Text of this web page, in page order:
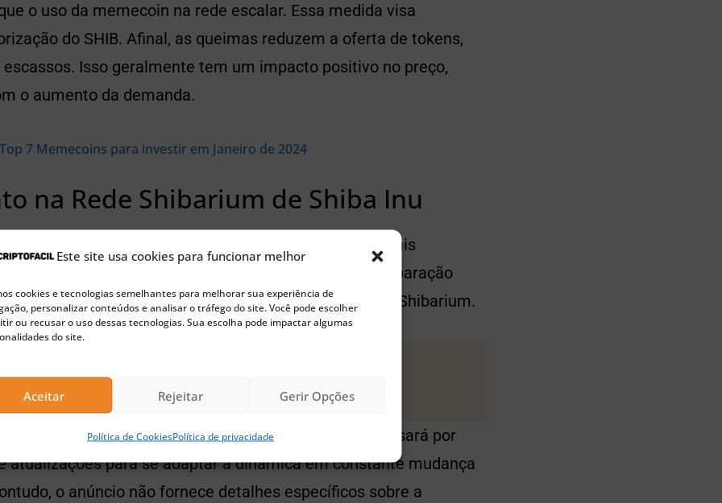
Este site usa cookies para funcionar melhor
cookies e tecnologias semelhantes para melhorar sua experiência de
personalizar conteúdos e analisar o tráfego do site. Você pode escolher
ou recusar o uso dessas tecnologias. Sua escolha pode impactar algumas
do site.
Aceitar Rejeitar Gerir Opções
Política de CookiesPolítica de privacidade
o uso da memecoin na rede escalar. Essa medida visa
do SHIB. Afinal, as queimas reduzem a oferta de tokens,
Isso geralmente tem um impacto positivo no preço,
o aumento da demanda.
Top 7 Memecoins para investir em Janeiro de 2024
na Rede Shibarium de Shiba Inu
preço, por sua vez, tornaria as transações na rede mais
o modelo proof-of-stake da Shibarium, em comparação
de aumento de tarifas devido à congestão na Shibarium.
Confira nossas sugestões de Pre-Sales para investir agora
que sua rede de segunda camada no Ethereum passará por
atualizações para se adaptar à dinâmica em constante mudança
o anúncio não fornece detalhes específicos sobre a